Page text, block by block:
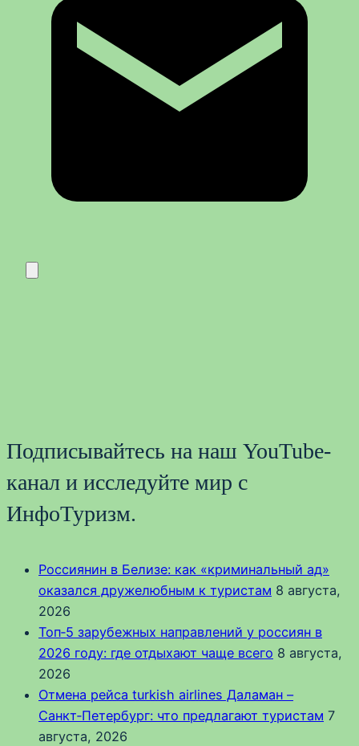
Подписывайтесь на наш YouTube-
канал и исследуйте мир с
ИнфоТуризм.
Россиянин в Белизе: как «криминальный ад»
оказался дружелюбным к туристам 8 августа,
2026
Топ‑5 зарубежных направлений у россиян в
2026 году: где отдыхают чаще всего 8 августа,
2026
Отмена рейса turkish airlines Даламан –
Санкт‑Петербург: что предлагают туристам 7
августа, 2026